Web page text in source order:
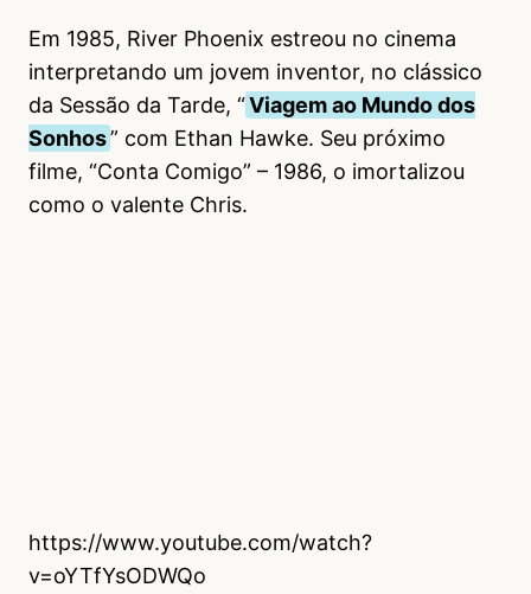
Em 1985, River Phoenix estreou no cinema
interpretando um jovem inventor, no clássico
da Sessão da Tarde, “Viagem ao Mundo dos
Sonhos” com Ethan Hawke. Seu próximo
filme, “Conta Comigo” – 1986, o imortalizou
como o valente Chris.
https://www.youtube.com/watch?
v=oYTfYsODWQo